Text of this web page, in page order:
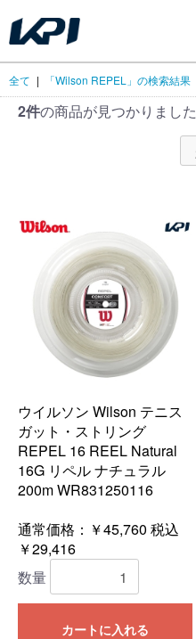
全て | 「Wilson REPEL」の検索結果
2件の商品が見つかりました
ウイルソン Wilson テニス
ガット・ストリング
REPEL 16 REEL Natural
16G リペル ナチュラル
200m WR831250116
通常価格：￥45,760 税込
￥29,416
数量
カートに入れる